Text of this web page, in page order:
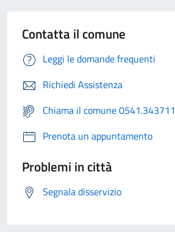
Contatta il comune
Leggi le domande frequenti
Richiedi Assistenza
Chiama il comune 0541.343711
Prenota un appuntamento
Problemi in città
Segnala disservizio